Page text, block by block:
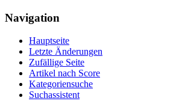
Navigation
Hauptseite
Letzte Änderungen
Zufällige Seite
Artikel nach Score
Kategoriensuche
Suchassistent